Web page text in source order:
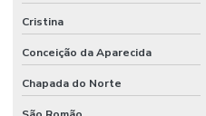
Cristina
Conceição da Aparecida
Chapada do Norte